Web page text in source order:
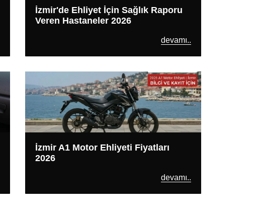
İzmir'de Ehliyet İçin Sağlık Raporu
Veren Hastaneler 2026
devamı..
İzmir A1 Motor Ehliyeti Fiyatları
2026
devamı..